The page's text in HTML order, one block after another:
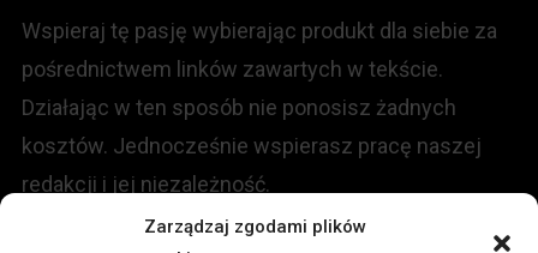
Zarządzaj zgodami plików
Wspieraj tę pasję wybierając produkt dla siebie za
pośrednictwem linków zawartych w tekście.
Działając w ten sposób nie ponosisz żadnych
kosztów. Jednocześnie wspierasz pracę naszej
redakcji i jej niezależność.